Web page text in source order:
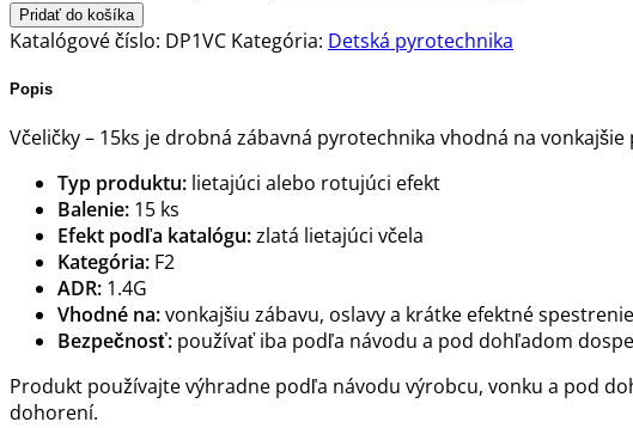
Pridať do košíka
Katalógové číslo: DP1VC Kategória: Detská pyrotechnika
Popis
Včeličky – 15ks je drobná zábavná pyrotechnika vhodná na
Typ produktu: lietajúci alebo rotujúci efekt
Balenie: 15 ks
Efekt podľa katalógu:zlatá lietajúci včela
Kategória: F2
ADR: 1.4G
Vhodné na:vonkajšiu zábavu, oslavy a krátke efektné
Bezpečnosť: používať iba podľa návodu a pod dohľadom
Produkt používajte výhradne podľa návodu výrobcu, vonku a pod
dohorení.